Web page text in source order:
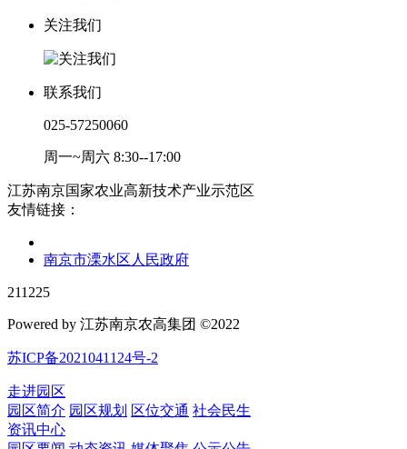
关注我们
联系我们
025-57250060
周一~周六 8:30--17:00
江苏南京国家农业高新技术产业示范区
友情链接：
南京市溧水区人民政府
211225
Powered by 江苏南京农高集团 ©2022
苏ICP备2021041124号-2
走进园区
园区简介 园区规划 区位交通 社会民生
资讯中心